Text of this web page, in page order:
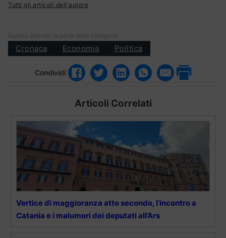
Tutti gli articoli dell'autore
Questo articolo fa parte delle categorie:
Cronaca Economia Politica
Condividi
Articoli Correlati
Vertice di maggioranza atto secondo, l’incontro a
Catania e i malumori dei deputati all’Ars